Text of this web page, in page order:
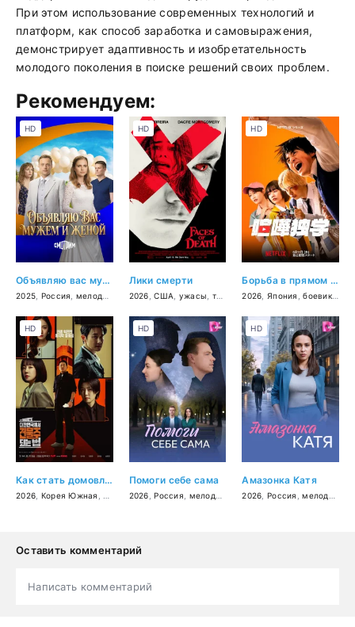
При этом использование современных технологий и
платформ, как способ заработка и самовыражения,
демонстрирует адаптивность и изобретательность
молодого поколения в поиске решений своих проблем.
Рекомендуем:
Объявляю вас мужем и женой
2025 Россия мелодрама
HD
Лики смерти
2026 ,США ужасы триллер ,детектив,криминал
HD
Борьба в прямом эфире
2026 Япония ,боевик,
HD
Как стать домовладельцем в Корее
2026 Корея Южная криминал, комедия ,триллер
HD
Помоги себе сама
2026 ,Россия мелодрама
HD
Амазонка Катя
2026 Россия ,мелодрама
HD
Оставить комментарий
Написать комментарий